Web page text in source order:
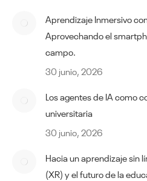
Aprendizaje Inmersivo
Aprovechando el
campo.
30 junio, 2026
Los agentes de IA como
universitaria
30 junio, 2026
Hacia un aprendizaje sin
(XR) y el futuro de la